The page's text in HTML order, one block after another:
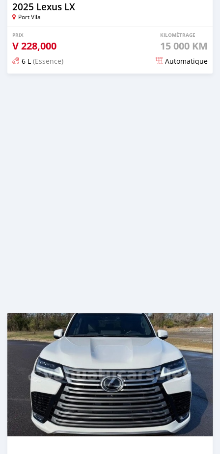
2025 Lexus LX
Port Vila
PRIX
V228,000
KILOMÉTRAGE
15 000 KM
6 L (Essence) Automatique